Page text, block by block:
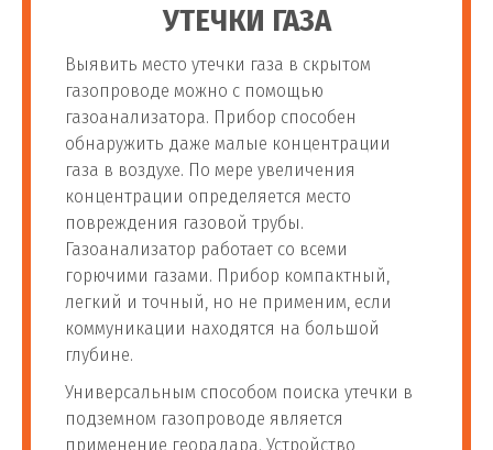
УТЕЧКИ ГАЗА
Выявить место утечки газа в скрытом
газопроводе можно с помощью
газоанализатора. Прибор способен
обнаружить даже малые концентрации
газа в воздухе. По мере увеличения
концентрации определяется место
повреждения газовой трубы.
Газоанализатор работает со всеми
горючими газами. Прибор компактный,
легкий и точный, но не применим, если
коммуникации находятся на большой
глубине.
Универсальным способом поиска утечки в
подземном газопроводе является
применение георадара. Устройство